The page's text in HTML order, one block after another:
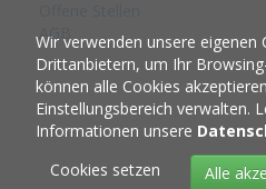
AGB
Wir verwenden unsere eigenen
Drittanbietern, um Ihr
können alle Cookies
Einstellungsbereich verwalten.
Informationen unsere
Cookies setzen
Alle